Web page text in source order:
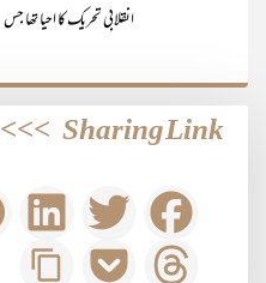
انقلابی تحریک کا احیا تھا جس
Sharing Link
>>>